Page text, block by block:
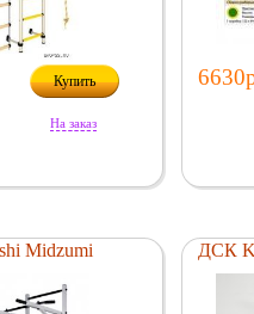
Купить
На заказ
Midzumi ДСК